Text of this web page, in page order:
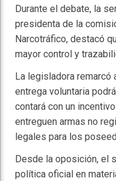
Durante el debate, la
presidenta de la
Narcotráfico, destacó
mayor control y
La legisladora
entrega voluntaria
contará con un
entreguen armas no
legales para los
Desde la oposición, el
política oficial en